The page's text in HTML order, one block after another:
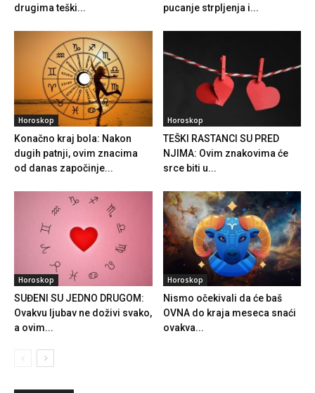
drugima teški...
pucanje strpljenja i...
Horoskop
Konačno kraj bola: Nakon
dugih patnji, ovim znacima
od danas započinje...
Horoskop
TEŠKI RASTANCI SU PRED
NJIMA: Ovim znakovima će
srce biti u...
Horoskop
SUĐENI SU JEDNO DRUGOM:
Ovakvu ljubav ne doživi svako,
a ovim...
Horoskop
Nismo očekivali da će baš
OVNA do kraja meseca snaći
ovakva...